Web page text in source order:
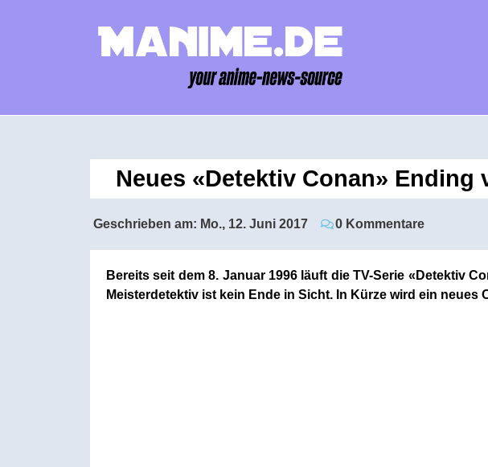
Neues «Detektiv Conan»
Geschrieben am: Mo., 12. Juni 2017 0 Kommentare
Bereits seit dem 8. Januar 1996 läuft die TV-Serie «Detektiv
Meisterdetektiv ist kein Ende in Sicht. In Kürze wird ein neues